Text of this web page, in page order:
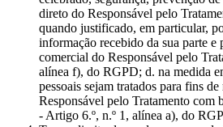
direto do Responsável pelo
quando justificado, em particular,
informação recebido da sua parte
comercial do Responsável pelo
alínea f), do RGPD; d. na medida
pessoais sejam tratados para fins
Responsável pelo Tratamento com
- Artigo 6.º, n.º 1, alínea a), do